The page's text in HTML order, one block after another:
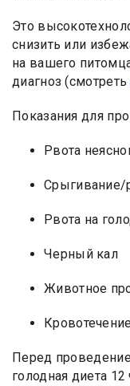
Это
снизить или
на вашего
диагноз (смотреть
Показания для
Рвота
Срыгивание/
Рвота на
Черный кал
Животное
Перед
голодная диета 12